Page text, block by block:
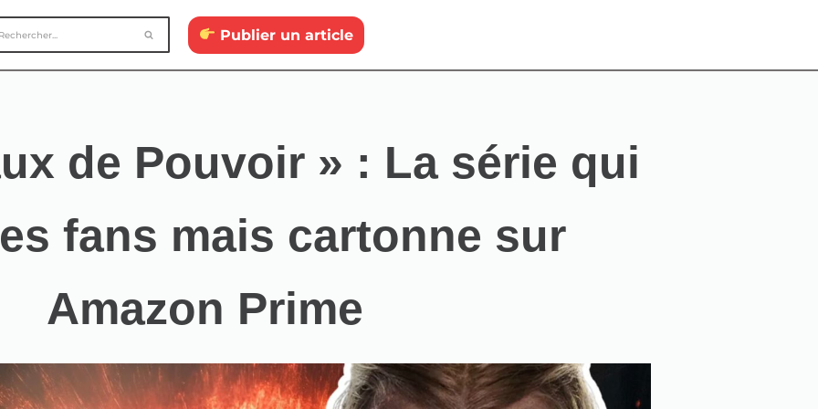
Publier un article
de Pouvoir » : La série qui
fans mais cartonne sur
Amazon Prime